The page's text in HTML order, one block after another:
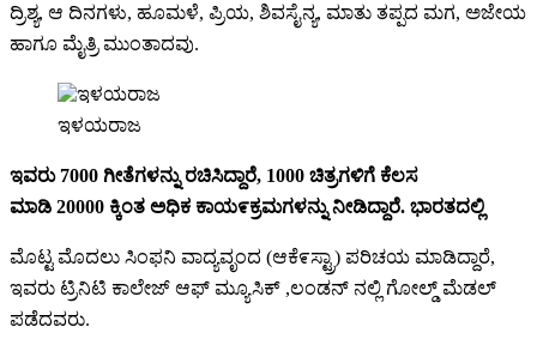
ದ್ರಿಶ್ಯ, ಆ ದಿನಗಳು, ಹೂಮಳೆ, ಪ್ರಿಯ, ಶಿವಸೈನ್ಯ, ಮಾತು ತಪ್ಪದ ಮಗ, ಅಜೇಯ
ಹಾಗೂ ಮೈತ್ರಿ ಮುಂತಾದವು.
ಇಳಯರಾಜ
ಇವರು 7000 ಗೀತೆಗಳನ್ನು ರಚಿಸಿದ್ದಾರೆ, 1000 ಚಿತ್ರಗಳಿಗೆ ಕೆಲಸ
ಮಾಡಿ 20000 ಕ್ಕಿಂತ ಅಧಿಕ ಕಾಯ೯ಕ್ರಮಗಳನ್ನು ನೀಡಿದ್ದಾರೆ. ಭಾರತದಲ್ಲಿ
ಮೊಟ್ಟ ಮೊದಲು ಸಿಂಫನಿ ವಾದ್ಯವೃಂದ (ಆಕೆ೯ಸ್ಟ್ರಾ) ಪರಿಚಯ ಮಾಡಿದ್ದಾರೆ,
ಇವರು ಟ್ರಿನಿಟಿ ಕಾಲೇಜ್ ಆಫ್ ಮ್ಯೂಸಿಕ್ ,ಲಂಡನ್ ನಲ್ಲಿ ಗೋಲ್ಡ್ ಮೆಡಲ್
ಪಡೆದವರು.